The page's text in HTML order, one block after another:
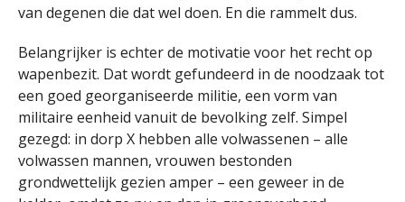
van degenen die dat wel doen. En die rammelt dus.
Belangrijker is echter de motivatie voor het recht op
wapenbezit. Dat wordt gefundeerd in de noodzaak tot
een goed georganiseerde militie, een vorm van
militaire eenheid vanuit de bevolking zelf. Simpel
gezegd: in dorp X hebben alle volwassenen – alle
volwassen mannen, vrouwen bestonden
grondwettelijk gezien amper – een geweer in de